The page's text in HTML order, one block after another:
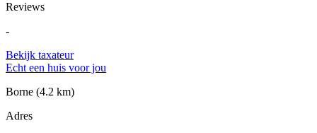
Reviews
-
Bekijk taxateur
Echt een huis voor jou
Borne (4.2 km)
Adres